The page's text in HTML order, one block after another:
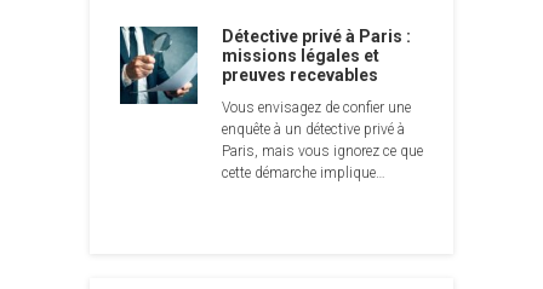
Détective privé à Paris :
missions légales et
preuves recevables
Vous envisagez de confier une
enquête à un détective privé à
Paris, mais vous ignorez ce que
cette démarche implique…